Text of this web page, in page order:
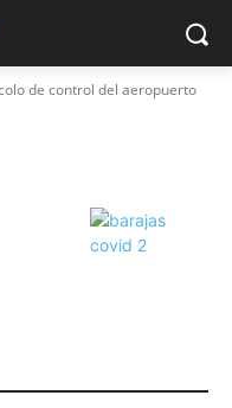
de control del aeropuerto